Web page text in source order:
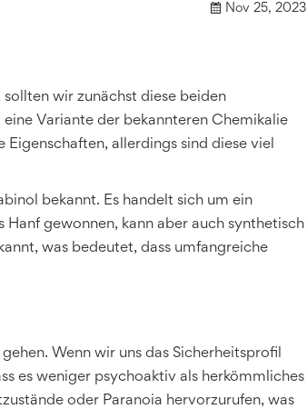
Nov 25, 2023
wir zunächst diese beiden
Variante der bekannteren Chemikalie
allerdings sind diese viel
bekannt. Es handelt sich um ein
gewonnen, kann aber auch synthetisch
was bedeutet, dass umfangreiche
Wenn wir uns das Sicherheitsprofil
es weniger psychoaktiv als herkömmliches
oder Paranoia hervorzurufen, was